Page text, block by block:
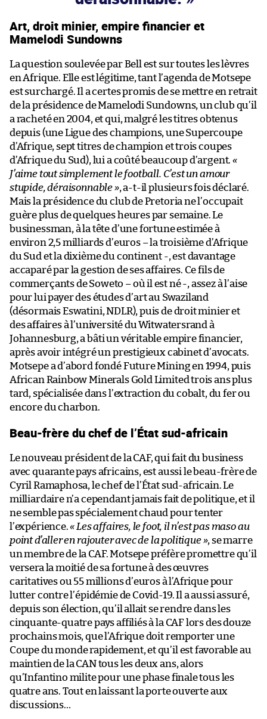
Art, droit minier, empire financier et
Mamelodi Sundowns
La question soulevée par Bell est sur toutes les lèvres
en Afrique. Elle est légitime, tant l’agenda de Motsepe
est surchargé. Il a certes promis de se mettre en retrait
de la présidence de Mamelodi Sundowns, un club qu’il
a racheté en 2004, et qui, malgré les titres obtenus
depuis (une Ligue des champions, une Supercoupe
d’Afrique, sept titres de champion et trois coupes
d’Afrique du Sud), lui a coûté beaucoup d’argent.«
J’aime tout simplement le football. C’est un amour
stupide, déraisonnable », a-t-il plusieurs fois déclaré.
Mais la présidence du club de Pretoria ne l’occupait
guère plus de quelques heures par semaine. Le
businessman, à la tête d’une fortune estimée à
environ 2,5 milliards d’euros – la troisième d’Afrique
du Sud et la dixième du continent -, est davantage
accaparé par la gestion de ses affaires. Ce fils de
commerçants de Soweto – où il est né -, assez à l’aise
pour lui payer des études d’art au Swaziland
(désormais Eswatini, NDLR), puis de droit minier et
des affaires à l’université du Witwatersrand à
Johannesburg, a bâti un véritable empire financier,
après avoir intégré un prestigieux cabinet d’avocats.
Motsepe a d’abord fondé Future Mining en 1994, puis
African Rainbow Minerals Gold Limited trois ans plus
tard, spécialisée dans l’extraction du cobalt, du fer ou
encore du charbon.
Beau-frère du chef de l’État sud-africain
Le nouveau président de la CAF, qui fait du business
avec quarante pays africains, est aussi le beau-frère de
Cyril Ramaphosa, le chef de l’État sud-africain. Le
milliardaire n’a cependant jamais fait de politique, et il
ne semble pas spécialement chaud pour tenter
l’expérience.« Les affaires, le foot, il n’est pas maso au
point d’aller en rajouter avec de la politique », se marre
un membre de la CAF. Motsepe préfère promettre qu’il
versera la moitié de sa fortune à des œuvres
caritatives ou 55 millions d’euros à l’Afrique pour
lutter contre l’épidémie de Covid-19. Il a aussi assuré,
depuis son élection, qu’il allait se rendre dans les
cinquante-quatre pays affiliés à la CAF lors des douze
prochains mois, que l’Afrique doit remporter une
Coupe du monde rapidement, et qu’il est favorable au
maintien de la CAN tous les deux ans, alors
qu’Infantino milite pour une phase finale tous les
quatre ans. Tout en laissant la porte ouverte aux
discussions…